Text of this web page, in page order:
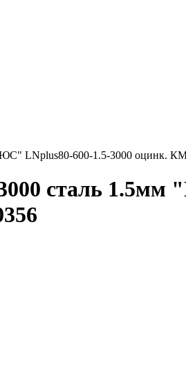
LNplus80-600-1.5-3000 оцинк.
L3000 сталь